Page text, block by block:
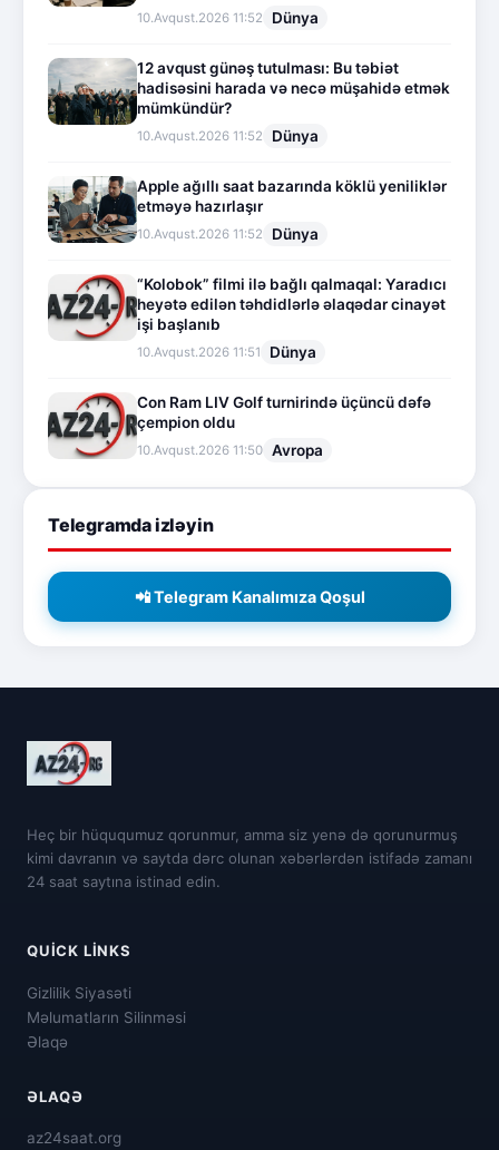
10.Avqust.2026 11:52 Dünya
12 avqust günəş tutulması: Bu təbiət
hadisəsini harada və necə müşahidə etmək
mümkündür?
10.Avqust.2026 11:52 Dünya
Apple ağıllı saat bazarında köklü yeniliklər
etməyə hazırlaşır
10.Avqust.2026 11:52 Dünya
“Kolobok” filmi ilə bağlı qalmaqal: Yaradıcı
heyətə edilən təhdidlərlə əlaqədar cinayət
işi başlanıb
10.Avqust.2026 11:51 Dünya
Con Ram LIV Golf turnirində üçüncü dəfə
çempion oldu
10.Avqust.2026 11:50 Avropa
Telegramda izləyin
📲 Telegram Kanalımıza Qoşul
Heç bir hüququmuz qorunmur, amma siz yenə də qorunurmuş
kimi davranın və saytda dərc olunan xəbərlərdən istifadə zamanı
24 saat saytına istinad edin.
QUICK LINKS
Gizlilik Siyasəti
Məlumatların Silinməsi
Əlaqə
ƏLAQƏ
az24saat.org